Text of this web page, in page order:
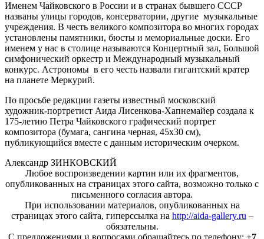
Именем Чайковского в России и в странах бывшего СССР
названы улицы городов, консерватории, другие музыкальные
учреждения. В честь великого композитора во многих городах
установлены памятники, бюсты и мемориальные доски. Его
именем у нас в столице называются Концертный зал, Большой
симфонический оркестр и Международный музыкальный
конкурс. Астрономы в его честь назвали гигантский кратер
на планете Меркурий.
По просьбе редакции газеты известный московский
художник-портретист Аида Лисенкова-Хапнемайер создала к
175-летию Петра Чайковского графический портрет
композитора (бумага, сангина черная, 45х30 см),
публикующийся вместе с данным историческим очерком.
Александр ЗИНКОВСКИЙ
Любое воспроизведении картин или их фрагментов,
опубликованных на страницах этого сайта, возможно только с
письменного согласия автора.
При использовании материалов, опубликованных на
страницах этого сайта, гиперссылка на http://aida-gallery.ru –
обязательны.
С предложениями и вопросами обращайтесь по телефону: +7